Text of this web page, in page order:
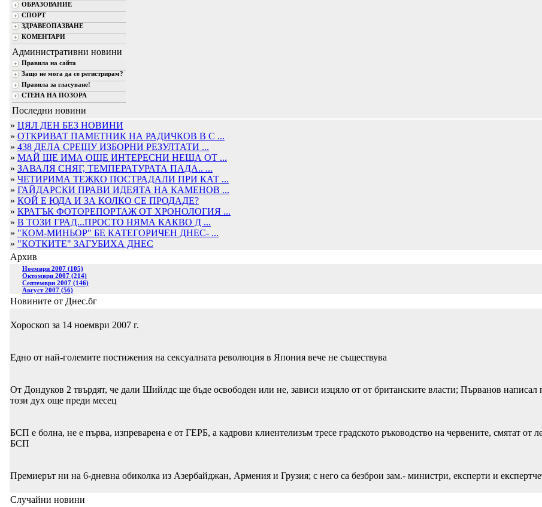
ОБРАЗОВАНИЕ
СПОРТ
ЗДРАВЕОПАЗВАНЕ
КОМЕНТАРИ
Административни новини
Правила на сайта
Защо не мога да се регистрирам?
Правила за гласуване!
СТЕНА НА ПОЗОРА
Последни новини
» ЦЯЛ ДЕН БЕЗ НОВИНИ
» ОТКРИВАТ ПАМЕТНИК НА РАДИЧКОВ В С ...
» 438 ДЕЛА СРЕЩУ ИЗБОРНИ РЕЗУЛТАТИ ...
» МАЙ ЩЕ ИМА ОЩЕ ИНТЕРЕСНИ НЕЩА ОТ ...
» ЗАВАЛЯ СНЯГ, ТЕМПЕРАТУРАТА ПАДА.. ...
» ЧЕТИРИМА ТЕЖКО ПОСТРАДАЛИ ПРИ КАТ ...
» ГАЙДАРСКИ ПРАВИ ИДЕЯТА НА КАМЕНОВ ...
» КОЙ Е ЮДА И ЗА КОЛКО СЕ ПРОДАДЕ?
» КРАТЪК ФОТОРЕПОРТАЖ ОТ ХРОНОЛОГИЯ ...
» В ТОЗИ ГРАД...ПРОСТО НЯМА КАКВО Д ...
» "КОМ-МИНЬОР" БЕ КАТЕГОРИЧЕН ДНЕС- ...
» "КОТКИТЕ" ЗАГУБИХА ДНЕС
Архив
Ноември 2007 (105)
Октомври 2007 (214)
Септември 2007 (146)
Август 2007 (56)
Новините от Днес.бг
Хороскоп за 14 ноември 2007 г.
Едно от най-големите постижения на сексуалната революция в Япония вече не съществува
От Дондуков 2 твърдят, че дали Шийлдс ще бъде освободен или не, зависи изцяло от от британските власти; Първанов написал
този дух още преди месец
БСП е болна, нe e първа, изпреварена е от ГЕРБ, а кадрови клиентелизъм тресе градското ръководство на червените, смятат от
БСП
Премиерът ни на 6-дневна обиколка из Азербайджан, Армения и Грузия; с него са безброи зам.- министри, експерти и
Случайни новини